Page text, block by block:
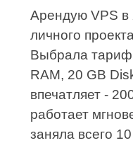
Арендую VPS в
личного
Выбрала тариф
RAM, 20 GB
впечатляет -
работает
заняла всего